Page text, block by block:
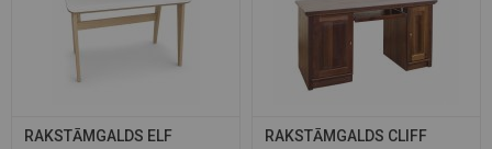
RAKSTĀMGALDS ELF RAKSTĀMGALDS CLIFF